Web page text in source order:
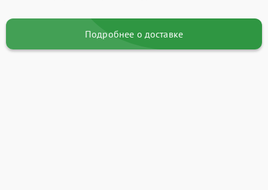
Подробнее о доставке